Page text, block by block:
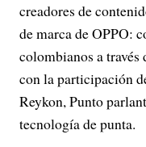
creadores de
de marca de OPPO:
colombianos a
con la participación
Reykon, Punto
tecnología de punta.